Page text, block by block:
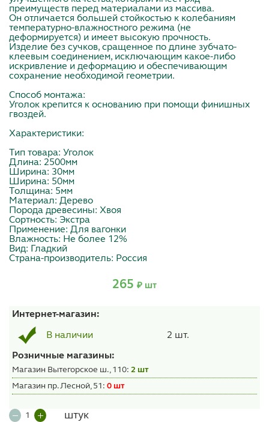
преимуществ перед материалами из массива.
Он отличается большей стойкостью к колебаниям
температурно-влажностного режима (не
деформируется) и имеет высокую прочность.
Изделие без сучков, сращенное по длине зубчато-
клеевым соединением, исключающим какое-либо
искривление и деформацию и обеспечивающим
сохранение необходимой геометрии.
Способ монтажа:
Уголок крепится к основанию при помощи финишных
гвоздей.
Характеристики:
Тип товара: Уголок
Длина: 2500мм
Ширина: 30мм
Ширина: 50мм
Толщина: 5мм
Материал: Дерево
Порода древесины: Хвоя
Сортность: Экстра
Применение: Для вагонки
Влажность: Не более 12%
Вид: Гладкий
Страна-производитель: Россия
265 ₽ шт
Интернет-магазин:
В наличии 2 шт.
Розничные магазины:
Магазин Вытегорское ш., 110: 2 шт
Магазин пр. Лесной, 51: 0 шт
штук